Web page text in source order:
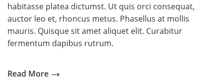
habitasse platea dictumst. Ut quis orci consequat,
auctor leo et, rhoncus metus. Phasellus at mollis
mauris. Quisque sit amet aliquet elit. Curabitur
fermentum dapibus rutrum.
Read More